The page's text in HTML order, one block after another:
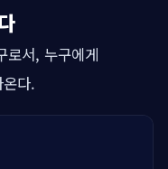
로서, 누구에게
다.